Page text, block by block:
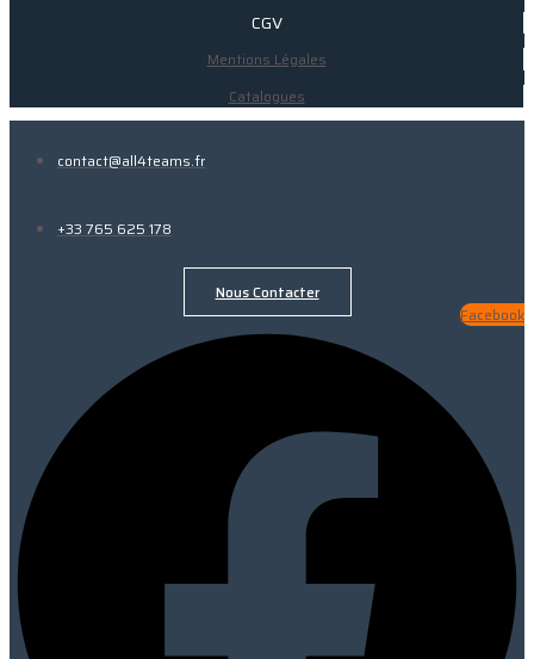
CGV
Mentions Légales
Catalogues
contact@all4teams.fr
+33 765 625 178
Nous Contacter
Facebook